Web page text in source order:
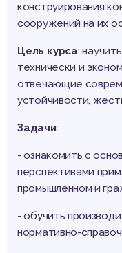
конструирования
сооружений на их
Цель курса:
технически и
отвечающие
устойчивости,
Задачи:
- ознакомить с
перспективами
промышленном и
- обучить
нормативно-